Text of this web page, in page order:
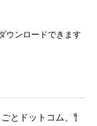
ウンロードできます
ごとドットコム、警備